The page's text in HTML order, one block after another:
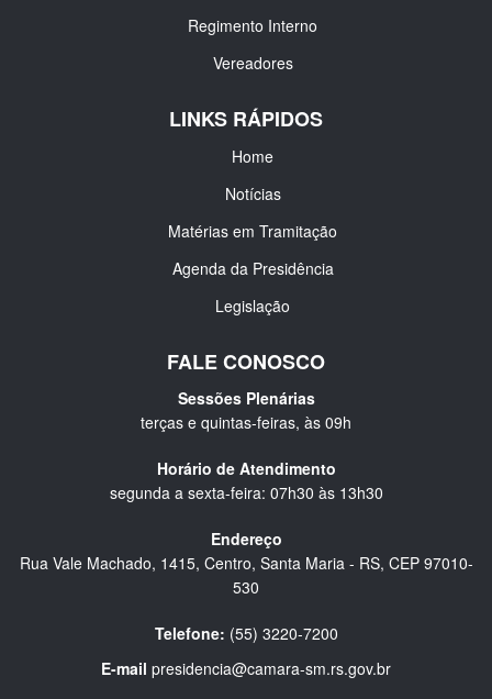
Regimento Interno
Vereadores
LINKS RÁPIDOS
Home
Notícias
Matérias em Tramitação
Agenda da Presidência
Legislação
FALE CONOSCO
Sessões Plenárias
terças e quintas-feiras, às 09h
Horário de Atendimento
segunda a sexta-feira: 07h30 às 13h30
Endereço
Rua Vale Machado, 1415, Centro, Santa Maria - RS, CEP 97010-
530
Telefone: (55) 3220-7200
E-mail presidencia@camara-sm.rs.gov.br